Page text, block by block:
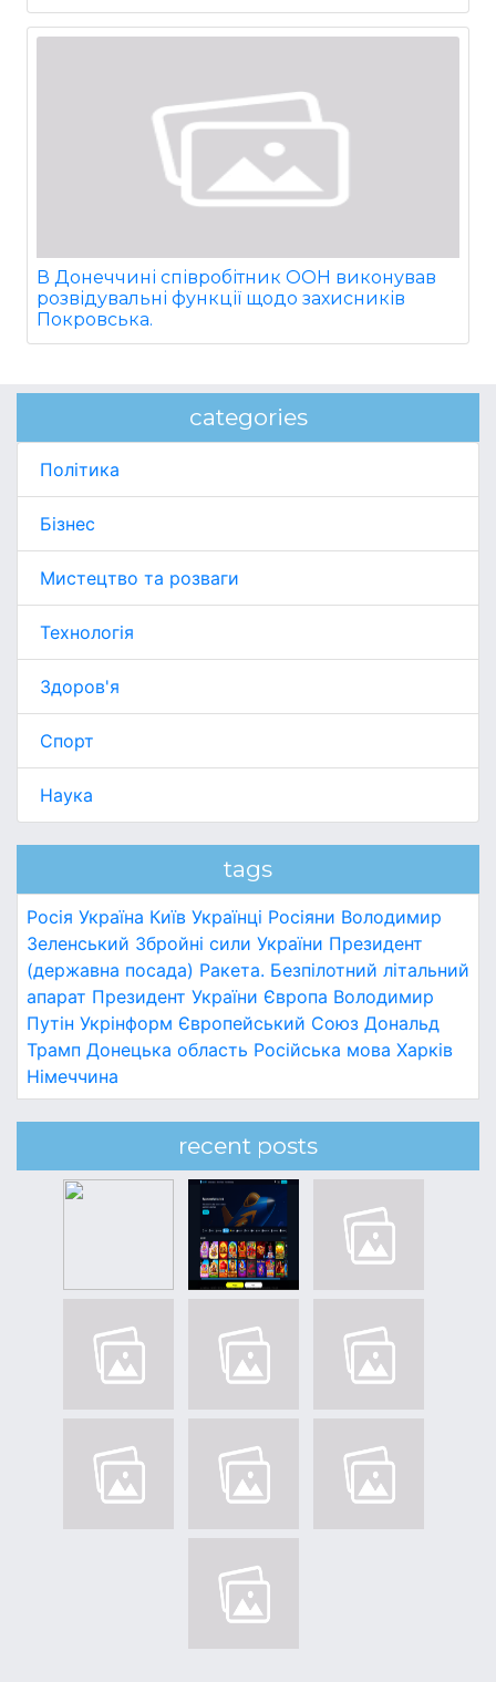
В Донеччині співробітник ООН виконував
розвідувальні функції щодо захисників
Покровська.
categories
Політика
Бізнес
Мистецтво та розваги
Технологія
Здоров'я
Спорт
Наука
tags
Росія Україна Київ Українці Росіяни Володимир
Зеленський Збройні сили України Президент
(державна посада) Ракета. Безпілотний літальний
апарат Президент України Європа Володимир
Путін Укрінформ Європейський Союз Дональд
Трамп Донецька область Російська мова Харків
Німеччина
recent posts